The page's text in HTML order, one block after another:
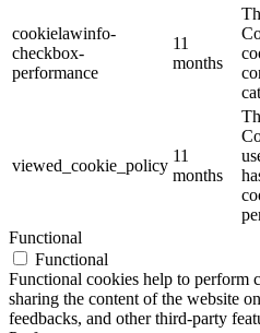
cookielawinfo-
checkbox-
performance
11
months
viewed_cookie_policy
11
months
Functional
Functional
Functional cookies help to perform
sharing the content of the website
feedbacks, and other third-party